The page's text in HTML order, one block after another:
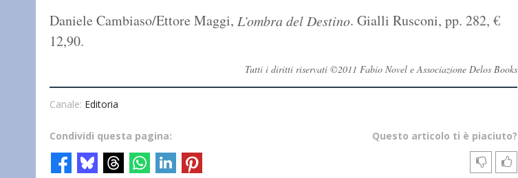
Daniele Cambiaso/Ettore Maggi, L’ombra del Destino. Gialli Rusconi, pp. 282, €
12,90.
Tutti i diritti riservati ©2011 Fabio Novel e Associazione Delos Books
Canale: Editoria
Questo articolo ti è piaciuto?
Condividi questa pagina: